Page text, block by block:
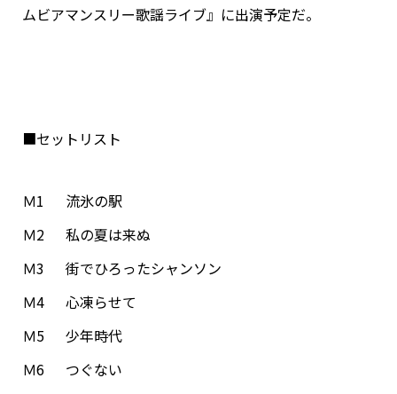
ムビアマンスリー歌謡ライブ』に出演予定だ。
■セットリスト
Ｍ1 流氷の駅
Ｍ2 私の夏は来ぬ
Ｍ3 街でひろったシャンソン
Ｍ4 心凍らせて
Ｍ5 少年時代
Ｍ6 つぐない